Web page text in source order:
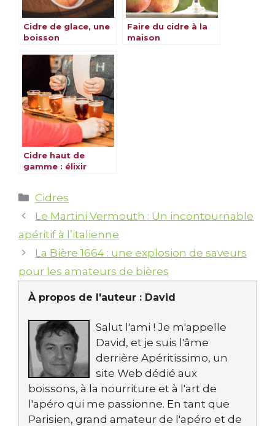
Cidre de glace, une
boisson
Faire du cidre à la
maison
Cidre haut de
gamme : élixir
Catégories
Cidres
Le Martini Vermouth : Un incontournable
apéritif à l’italienne
La Bière 1664 : une explosion de saveurs
pour les amateurs de bières
À propos de l'auteur : David
Salut l'ami ! Je m'appelle
David, et je suis l'âme
derrière Apéritissimo, un
site Web dédié aux
boissons, à la nourriture et à l'art de
l'apéro qui me passionne. En tant que
Parisien, grand amateur de l'apéro et de